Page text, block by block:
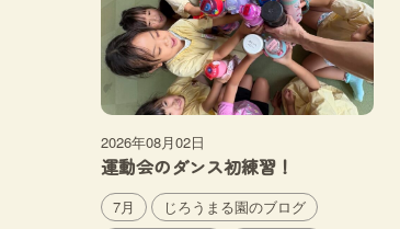
2026年08月02日
運動会のダンス初練習！
7月
じろうまる園のブログ